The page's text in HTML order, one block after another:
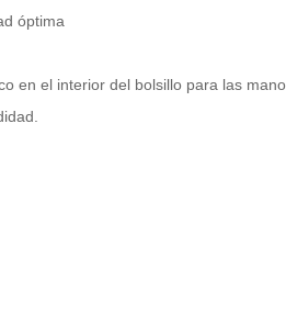
óptima
en el interior del bolsillo para las